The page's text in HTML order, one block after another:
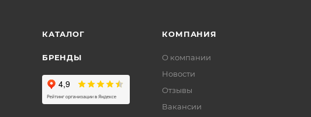
КАТАЛОГ
БРЕНДЫ
КОМПАНИЯ
О компании
Новости
Отзывы
Вакансии